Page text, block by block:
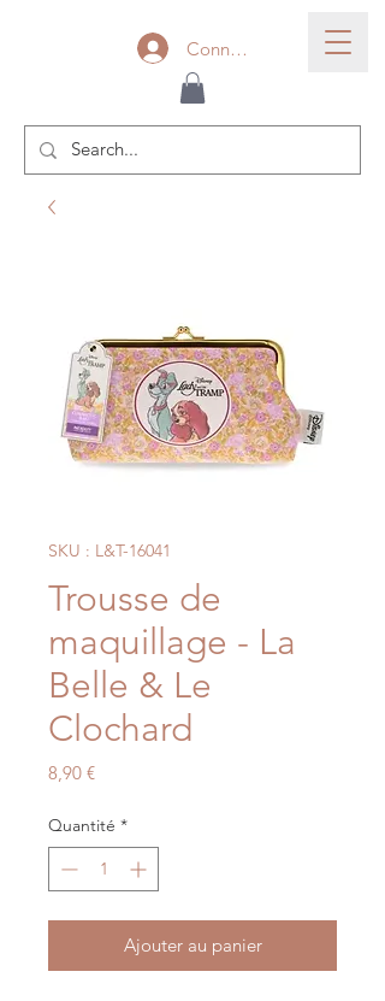
Connexion
SKU : L&T-16041
Trousse de
maquillage - La
Belle & Le
Clochard
8,90 €Prix
Quantité *
Ajouter au panier